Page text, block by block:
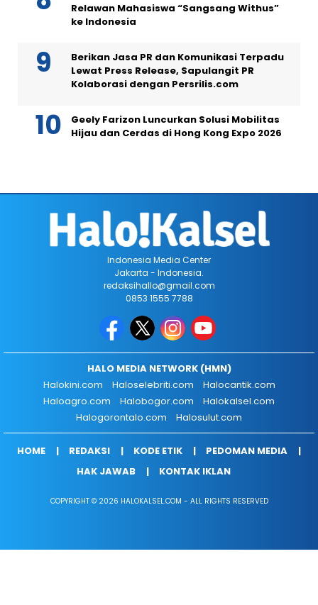
Relawan Mahasiswa “Sangsang Withus”
ke Indonesia
Berikan Jasa PR dan Komunikasi Terpadu
Lewat Press Release, Sapulangit PR
Kolaborasi dengan Persrilis.com
Geely Farizon Luncurkan Solusi Mobilitas
Hijau dan Cerdas di Hong Kong Expo 2026
Indonesia Media Center
Jakarta - Indonesia.
redaksihallo@gmail.com
0853 1555 7788
HALO MEDIA NETWORK (HMN)
Halokini.com
Haloselebriti.com
Halocantik.com
Haloagro.com
Halobogor.com
Halokalsel.com
Halogorontalo.com
Halosulut.com
HOME REDAKSI KODE ETIK
PEDOMAN MEDIA
HAK JAWAB
KONTAK IKLAN
COPYRIGHT © 2026 HALOKALSEL.COM - ALL RIGHTS RESERVED